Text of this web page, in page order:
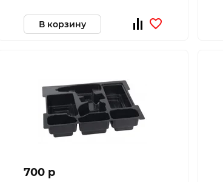
В корзину
700 p